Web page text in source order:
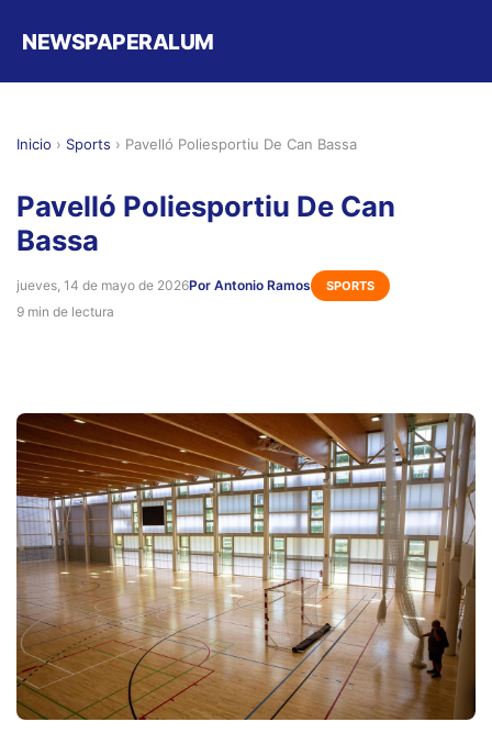
NEWSPAPERALUM
Inicio › Sports › Pavelló Poliesportiu De Can Bassa
Pavelló Poliesportiu De Can
Bassa
jueves, 14 de mayo de 2026Por Antonio Ramos SPORTS
9 min de lectura